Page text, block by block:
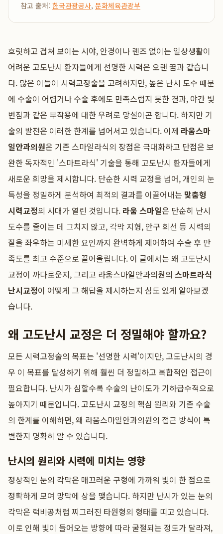
참고 출처: 한국관광공사, 문화체육관광부
흐릿하고 겹쳐 보이는 시야, 안경이나 렌즈 없이는 일상생활이
어려운 고도난시 환자들에게 선명한 시력은 오랜 꿈과 같습니
다. 많은 이들이 시력교정술을 고려하지만, 높은 난시 도수 때문
에 수술이 어렵거나 수술 후에도 만족스럽지 못한 결과, 야간 빛
번짐과 같은 부작용에 대한 우려로 망설이곤 합니다. 하지만 기
술의 발전은 이러한 한계를 넘어서고 있습니다. 이제 라움스마
일안과의원은 기존 스마일라식의 장점은 극대화하고 단점은 보
완한 독자적인 '스마트라식' 기술을 통해 고도난시 환자들에게
새로운 희망을 제시합니다. 단순한 시력 교정을 넘어, 개인의 눈
특성을 정밀하게 분석하여 최적의 결과를 이끌어내는 맞춤형
시력교정의 시대가 열린 것입니다. 라움 스마일은 단순히 난시
도수를 줄이는 데 그치지 않고, 각막 지형, 안구 회선 등 시력의
질을 좌우하는 미세한 요인까지 완벽하게 제어하여 수술 후 만
족도를 최고 수준으로 끌어올립니다. 이 글에서는 왜 고도난시
교정이 까다로운지, 그리고 라움스마일안과의원의 스마트라식
난시교정이 어떻게 그 해답을 제시하는지 심도 있게 알아보겠
습니다.
왜 고도난시 교정은 더 정밀해야 할까요?
모든 시력교정술의 목표는 '선명한 시력'이지만, 고도난시의 경
우 이 목표를 달성하기 위해 훨씬 더 정밀하고 복합적인 접근이
필요합니다. 난시가 심할수록 수술의 난이도가 기하급수적으로
높아지기 때문입니다. 고도난시 교정의 핵심 원리와 기존 수술
의 한계를 이해하면, 왜 라움스마일안과의원의 접근 방식이 특
별한지 명확히 알 수 있습니다.
난시의 원리와 시력에 미치는 영향
정상적인 눈의 각막은 매끄러운 구형에 가까워 빛이 한 점으로
정확하게 모여 망막에 상을 맺습니다. 하지만 난시가 있는 눈의
각막은 럭비공처럼 찌그러진 타원형의 형태를 띠고 있습니다.
이로 인해 빛이 들어오는 방향에 따라 굴절되는 정도가 달라져,